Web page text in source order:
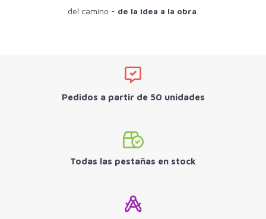
del camino - de la idea a la obra
Pedidos a partir de 50 unidades
Todas las pestañas en stock